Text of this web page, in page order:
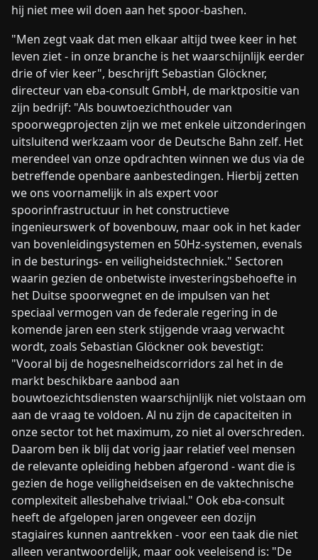
hij niet mee wil doen aan het spoor-bashen.
"Men zegt vaak dat men elkaar altijd twee keer in het
leven ziet - in onze branche is het waarschijnlijk eerder
drie of vier keer", beschrijft Sebastian Glöckner,
directeur van eba-consult GmbH, de marktpositie van
zijn bedrijf: "Als bouwtoezichthouder van
spoorwegprojecten zijn we met enkele uitzonderingen
uitsluitend werkzaam voor de Deutsche Bahn zelf. Het
merendeel van onze opdrachten winnen we dus via de
betreffende openbare aanbestedingen. Hierbij zetten
we ons voornamelijk in als expert voor
spoorinfrastructuur in het constructieve
ingenieurswerk of bovenbouw, maar ook in het kader
van bovenleidingsystemen en 50Hz-systemen, evenals
in de besturings- en veiligheidstechniek." Sectoren
waarin gezien de onbetwiste investeringsbehoefte in
het Duitse spoorwegnet en de impulsen van het
speciaal vermogen van de federale regering in de
komende jaren een sterk stijgende vraag verwacht
wordt, zoals Sebastian Glöckner ook bevestigt:
"Vooral bij de hogesnelheidscorridors zal het in de
markt beschikbare aanbod aan
bouwtoezichtsdiensten waarschijnlijk niet volstaan om
aan de vraag te voldoen. Al nu zijn de capaciteiten in
onze sector tot het maximum, zo niet al overschreden.
Daarom ben ik blij dat vorig jaar relatief veel mensen
de relevante opleiding hebben afgerond - want die is
gezien de hoge veiligheidseisen en de vaktechnische
complexiteit allesbehalve triviaal." Ook eba-consult
heeft de afgelopen jaren ongeveer een dozijn
stagiaires kunnen aantrekken - voor een taak die niet
alleen verantwoordelijk, maar ook veeleisend is: "De